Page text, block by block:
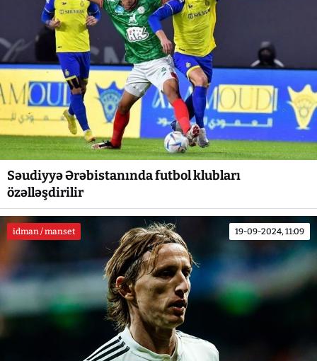
Səudiyyə Ərəbistanında futbol klubları
özəlləşdirilir
idman / manset 19-09-2024, 11:09